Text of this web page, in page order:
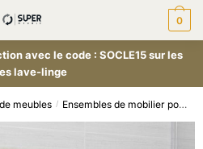
0
avec le code : SOCLE15 sur les
lave-linge
meubles / Ensembles de mobilier pour salles de bains